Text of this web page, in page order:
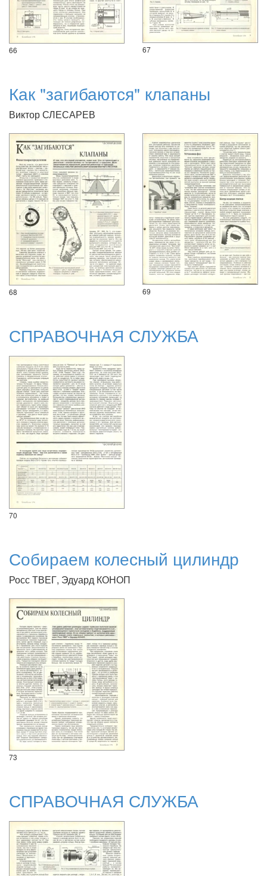
66 67
Как "загибаются" клапаны
Виктор СЛЕСАРЕВ
68 69
СПРАВОЧНАЯ СЛУЖБА
70
Собираем колесный цилиндр
Росс ТВЕГ, Эдуард КОНОП
73
СПРАВОЧНАЯ СЛУЖБА